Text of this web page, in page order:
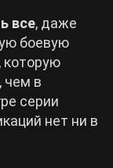
все, даже
боевую
которую
чем в
серии
нет ни в